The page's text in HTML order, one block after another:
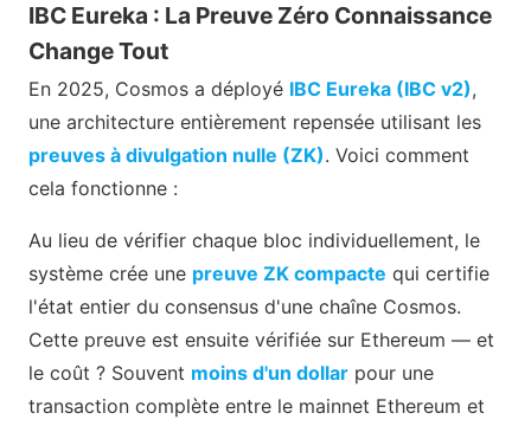
IBC Eureka : La Preuve Zéro Connaissance
Change Tout
En 2025, Cosmos a déployé IBC Eureka (IBC v2),
une architecture entièrement repensée utilisant les
preuves à divulgation nulle (ZK). Voici comment
cela fonctionne :
Au lieu de vérifier chaque bloc individuellement, le
système crée une preuve ZK compacte qui certifie
l'état entier du consensus d'une chaîne Cosmos.
Cette preuve est ensuite vérifiée sur Ethereum — et
le coût ? Souvent moins d'un dollar pour une
transaction complète entre le mainnet Ethereum et